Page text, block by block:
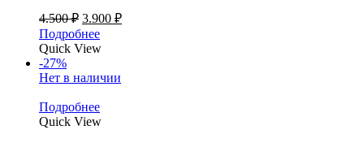
4.500₽ 3.900 ₽
Подробнее
Quick View
-27%
Нет в наличии
Подробнее
Quick View